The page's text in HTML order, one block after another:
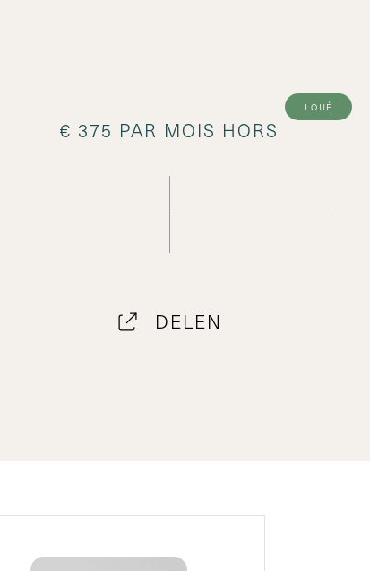
loué
€ 375 PAR MOIS HORS
DELEN